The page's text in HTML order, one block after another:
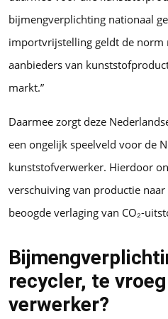
bijmengverplichting nationaal
importvrijstelling geldt de norm
aanbieders van
markt.”
Daarmee zorgt deze
een ongelijk speelveld voor de
kunststofverwerker. Hierdoor
verschuiving van productie
beoogde verlaging van CO₂-
recycler, te
verwerker?